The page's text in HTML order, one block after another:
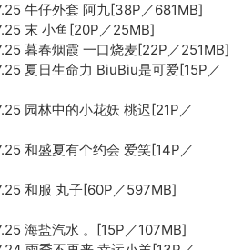
牛仔外套 阿九[38P／681MB]
末 小鱼[20P／25MB]
暮春烟霞 一口烧麦[22P／251MB]
夏日生命力 BiuBiu是可爱[15P／
园林中的小花妖 桃迟[21P／
和盛夏有个约会 爱笑[14P／
和服 丸子[60P／597MB]
海盐汽水 。[15P／107MB]